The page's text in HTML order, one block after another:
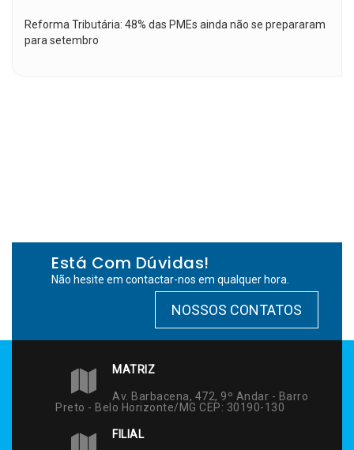
Reforma Tributária: 48% das PMEs ainda não se prepararam
para setembro
Está Com Dúvidas!
Não hesite em contactar-nos em qualquer hora.
NOSSOS CONTATOS
MATRIZ
Av. Barbacena, 472, 9º Andar - Barro
Preto - Belo Horizonte/MG CEP: 30190-130
FILIAL